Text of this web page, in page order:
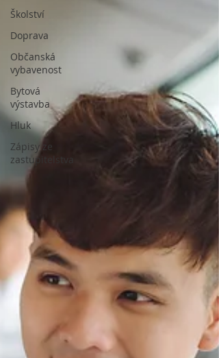
Školství
Doprava
Občanská
vybavenost
Bytová
výstavba
Hluk
Zápisy ze
zastupitelstva